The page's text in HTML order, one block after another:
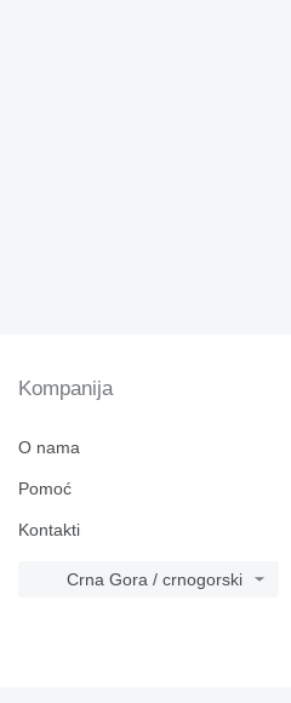
Kompanija
O nama
Pomoć
Kontakti
Crna Gora / crnogorski